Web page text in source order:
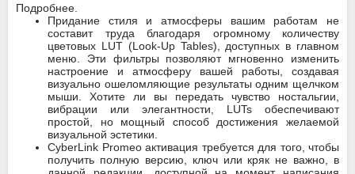
Подробнее.
Придание стиля и атмосферы вашим работам не
составит труда благодаря огромному количеству
цветовых LUT (Look-Up Tables), доступных в главном
меню. Эти фильтры позволяют мгновенно изменить
настроение и атмосферу вашей работы, создавая
визуально ошеломляющие результаты одним щелчком
мыши. Хотите ли вы передать чувство ностальгии,
вибрации или элегантности, LUTs обеспечивают
простой, но мощный способ достижения желаемой
визуальной эстетики.
CyberLink Promeo активация требуется для того, чтобы
получить полную версию, ключ или кряк не важно, в